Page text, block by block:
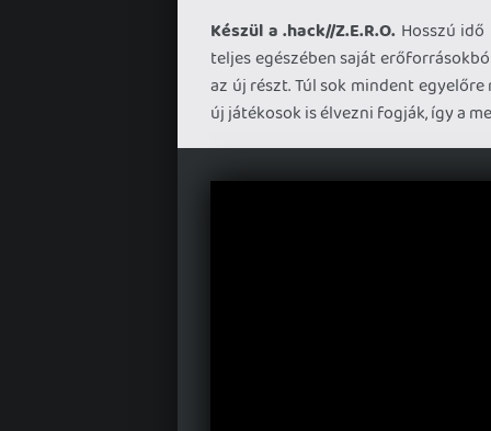
Készül a .hack//Z.E.R.O. Hosszú idő
teljes egészében saját
az új részt. Túl sok mindent
új játékosok is élvezni fogják, így a